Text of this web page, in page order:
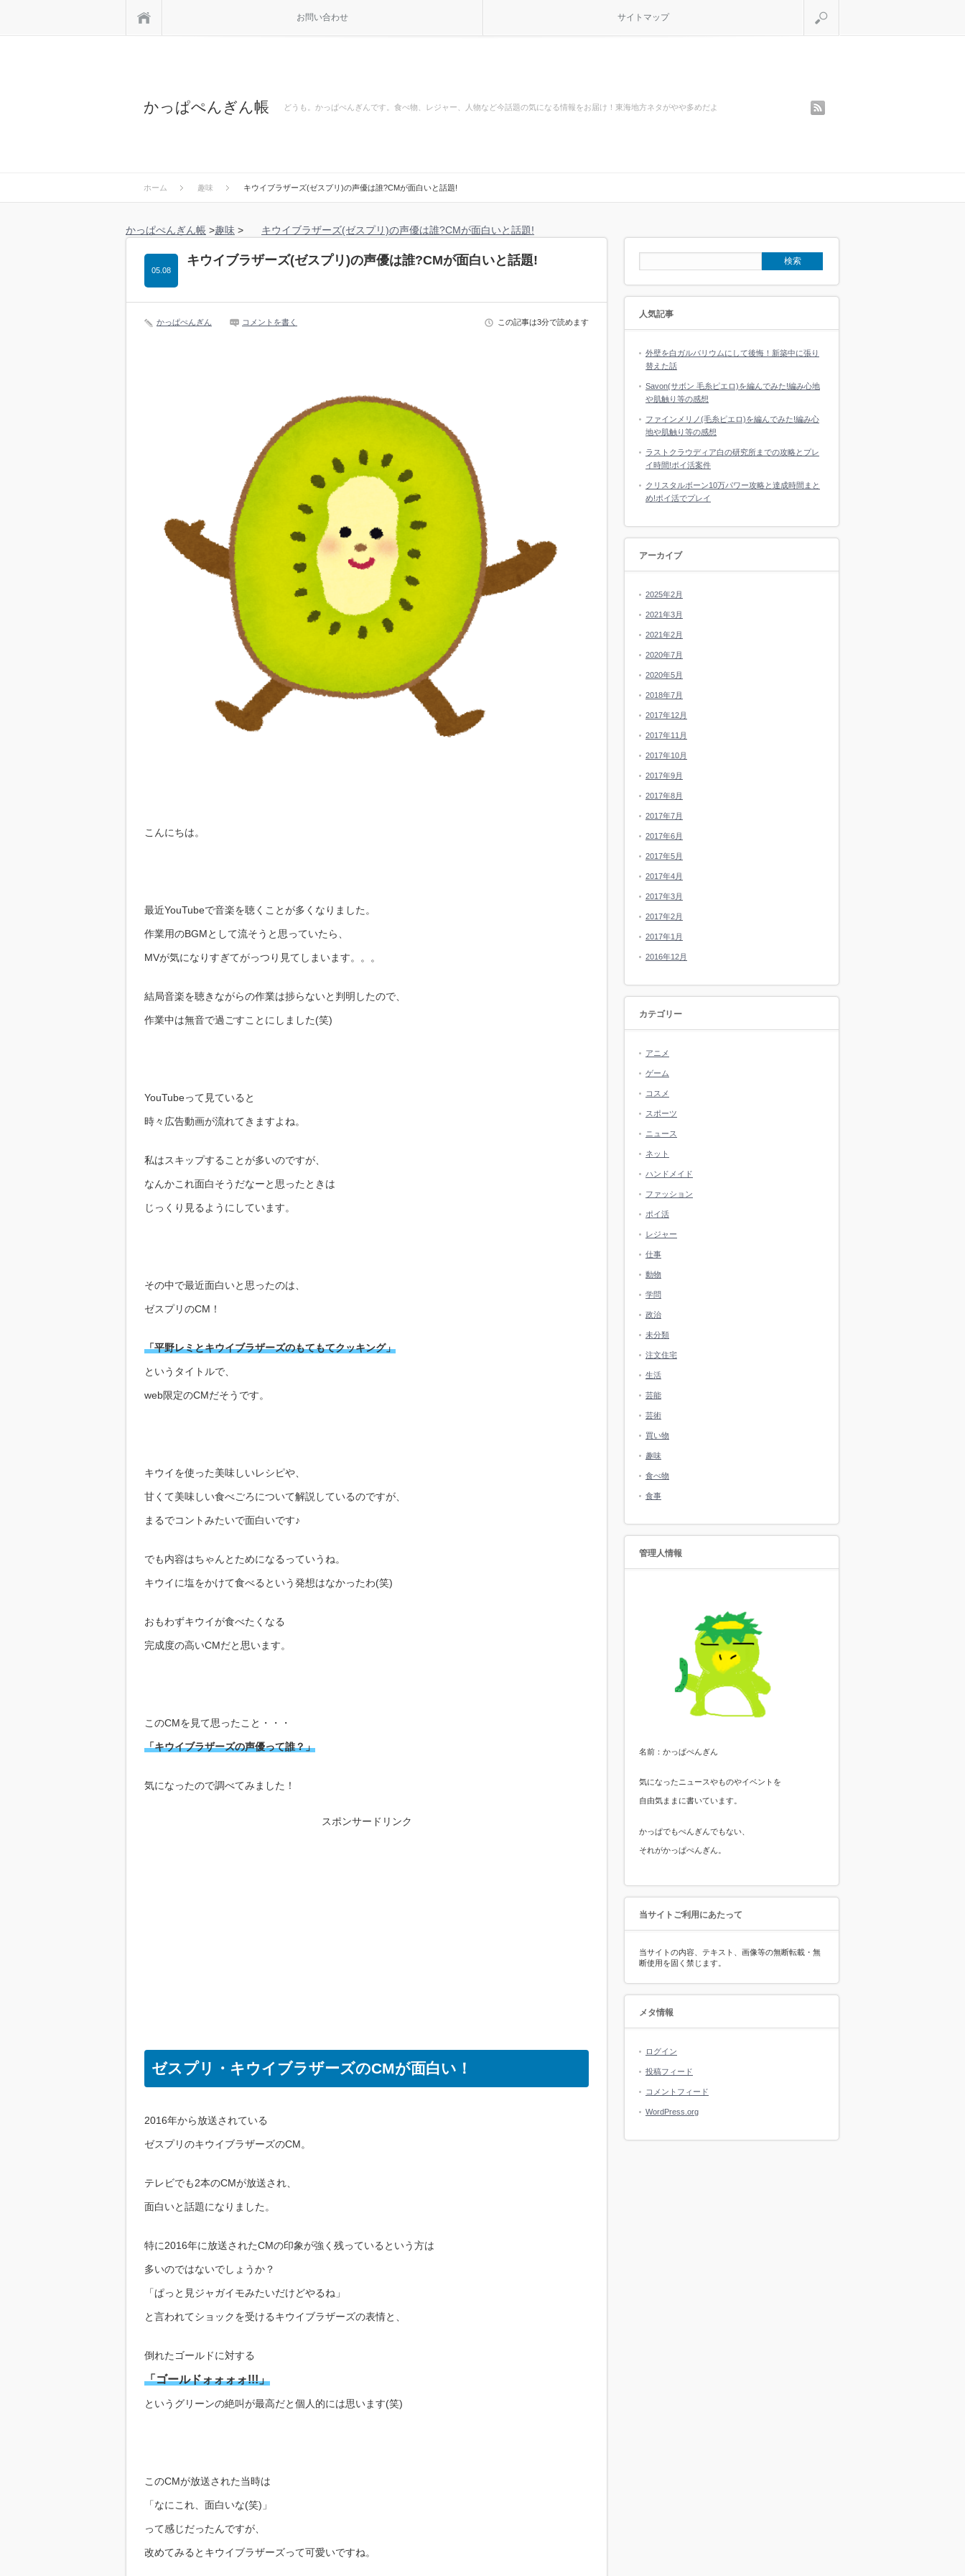
お問い合わせ サイトマップ
かっぱぺんぎん帳 どうも。かっぱぺんぎんです。食べ物、レジャー、人物など今話題の気になる情報をお届け！東海地方ネタがやや多めだよ
ホーム 趣味 キウイブラザーズ(ゼスプリ)の声優は誰?CMが面白いと話題!
かっぱぺんぎん帳 >趣味 > キウイブラザーズ(ゼスプリ)の声優は誰?CMが面白いと話題!
キウイブラザーズ(ゼスプリ)の声優は誰?CMが面白いと話題!
05.08
かっぱぺんぎん コメントを書く この記事は3分で読めます
こんにちは。
最近YouTubeで音楽を聴くことが多くなりました。
作業用のBGMとして流そうと思っていたら、
MVが気になりすぎてがっつり見てしまいます。。。
結局音楽を聴きながらの作業は捗らないと判明したので、
作業中は無音で過ごすことにしました(笑)
YouTubeって見ていると
時々広告動画が流れてきますよね。
私はスキップすることが多いのですが、
なんかこれ面白そうだなーと思ったときは
じっくり見るようにしています。
その中で最近面白いと思ったのは、
ゼスプリのCM！
「平野レミとキウイブラザーズのもてもてクッキング」
というタイトルで、
web限定のCMだそうです。
キウイを使った美味しいレシピや、
甘くて美味しい食べごろについて解説しているのですが、
まるでコントみたいで面白いです♪
でも内容はちゃんとためになるっていうね。
キウイに塩をかけて食べるという発想はなかったわ(笑)
おもわずキウイが食べたくなる
完成度の高いCMだと思います。
このCMを見て思ったこと・・・
「キウイブラザーズの声優って誰？」
気になったので調べてみました！
スポンサードリンク
ゼスプリ・キウイブラザーズのCMが面白い！
2016年から放送されている
ゼスプリのキウイブラザーズのCM。
テレビでも2本のCMが放送され、
面白いと話題になりました。
特に2016年に放送されたCMの印象が強く残っているという方は
多いのではないでしょうか？
「ぱっと見ジャガイモみたいだけどやるね」
と言われてショックを受けるキウイブラザーズの表情と、
倒れたゴールドに対する
「ゴールドォォォォ!!!」
というグリーンの絶叫が最高だと個人的には思います(笑)
このCMが放送された当時は
「なにこれ、面白いな(笑)」
って感じだったんですが、
改めてみるとキウイブラザーズって可愛いですね。
人気記事
外壁を白ガルバリウムにして後悔！新築中に張り
替えた話
Savon(サボン 毛糸ピエロ)を編んでみた!編み心地
や肌触り等の感想
ファインメリノ(毛糸ピエロ)を編んでみた!編み心
地や肌触り等の感想
ラストクラウディア白の研究所までの攻略とプレ
イ時間!ポイ活案件
クリスタルボーン10万パワー攻略と達成時間まと
め!ポイ活でプレイ
アーカイブ
2025年2月
2021年3月
2021年2月
2020年7月
2020年5月
2018年7月
2017年12月
2017年11月
2017年10月
2017年9月
2017年8月
2017年7月
2017年6月
2017年5月
2017年4月
2017年3月
2017年2月
2017年1月
2016年12月
カテゴリー
アニメ
ゲーム
コスメ
スポーツ
ニュース
ネット
ハンドメイド
ファッション
ポイ活
レジャー
仕事
動物
学問
政治
未分類
注文住宅
生活
芸能
芸術
買い物
趣味
食べ物
食事
管理人情報
名前：かっぱぺんぎん
気になったニュースやものやイベントを
自由気ままに書いています。
かっぱでもぺんぎんでもない、
それがかっぱぺんぎん。
当サイトご利用にあたって
当サイトの内容、テキスト、画像等の無断転載・無
断使用を固く禁じます。
メタ情報
ログイン
投稿フィード
コメントフィード
WordPress.org